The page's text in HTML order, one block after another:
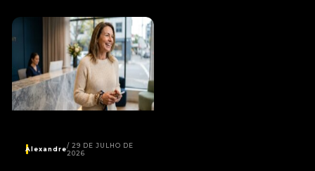
Alexandre 29 DE JULHO DE
2026